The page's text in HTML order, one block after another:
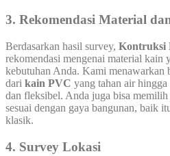
3. Rekomendasi Material
Berdasarkan hasil survey, Kontruksi
rekomendasi mengenai material kain
kebutuhan Anda. Kami menawarkan
dari kain PVC yang tahan air hingga
dan fleksibel. Anda juga bisa
sesuai dengan gaya bangunan, baik
klasik.
4. Survey Lokasi